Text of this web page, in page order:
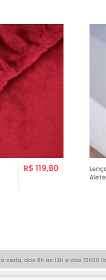
R$ 119,80
sexta, das 8h às 12h e das 13h30